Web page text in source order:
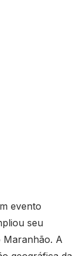
evento
seu
Maranhão. A